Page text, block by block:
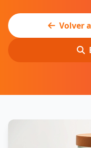
Volver